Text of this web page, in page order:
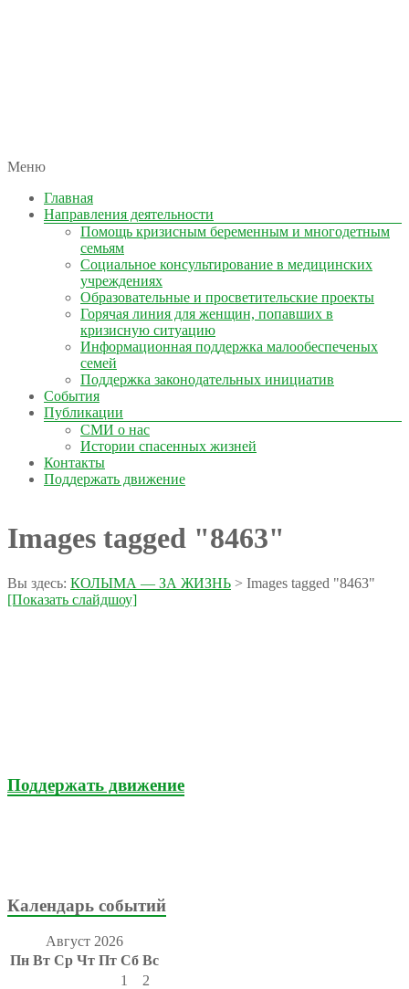
КОЛЫМА — ЗА ЖИЗНЬ
автономная некоммерческая организация
Меню
Главная
Направления деятельности
Помощь кризисным беременным и многодетным
семьям
Социальное консультирование в медицинских
учреждениях
Образовательные и просветительские проекты
Горячая линия для женщин, попавших в
кризисную ситуацию
Информационная поддержка малообеспеченых
семей
Поддержка законодательных инициатив
События
Публикации
СМИ о нас
Истории спасенных жизней
Контакты
Поддержать движение
Images tagged "8463"
Вы здесь: КОЛЫМА — ЗА ЖИЗНЬ > Images tagged "8463"
[Показать слайдшоу]
Поддержать движение
Календарь событий
Август 2026
Пн Вт Ср Чт Пт Сб Вс
1
2